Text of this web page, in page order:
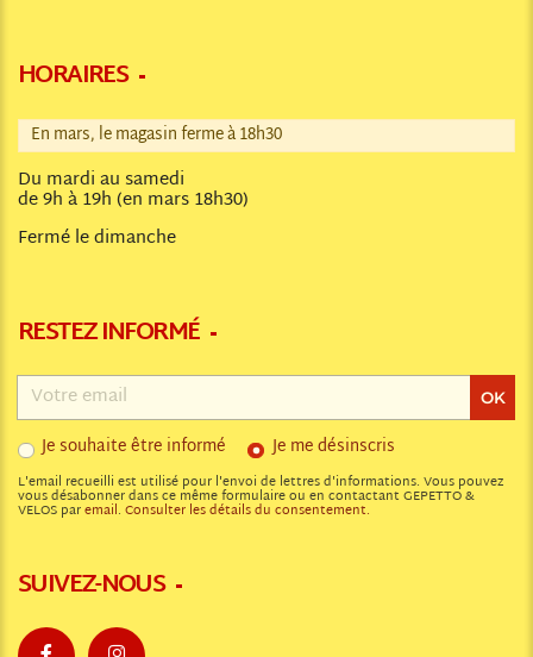
HORAIRES
En mars, le magasin ferme à 18h30
Du mardi au samedi
de 9h à 19h (en mars 18h30)
Fermé le dimanche
RESTEZ INFORMÉ
Adresse
email OK
Je souhaite être informé Je me désinscris
L'email recueilli est utilisé pour l'envoi de lettres d'informations. Vous pouvez
vous désabonner dans ce même formulaire ou en contactant GEPETTO &
VELOS paremail. Consulter les détails du consentement.
SUIVEZ-NOUS